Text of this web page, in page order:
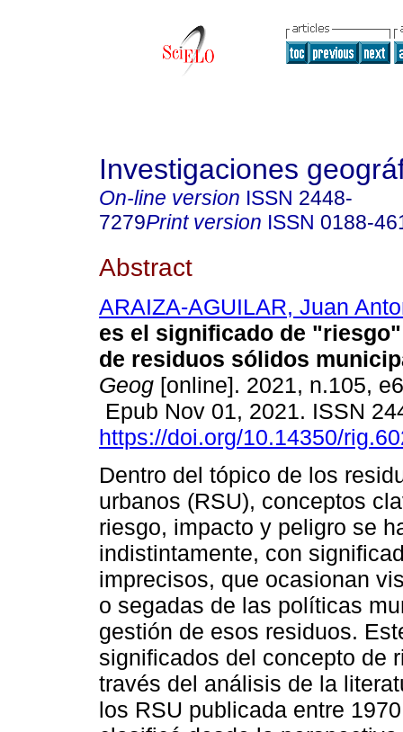
Investigaciones
On-line version ISSN 2448-
7279Print version ISSN 0188-
Abstract
ARAIZA-AGUILAR, Juan
es el significado de
de residuos sólidos
Geog [online]. 2021, n.105,
Epub Nov 01, 2021. ISSN
https://doi.org/10.14350/
Dentro del tópico de los
urbanos (RSU), conceptos
riesgo, impacto y peligro se
indistintamente, con
imprecisos, que ocasionan
o segadas de las políticas
gestión de esos residuos.
significados del concepto de
través del análisis de la
los RSU publicada entre